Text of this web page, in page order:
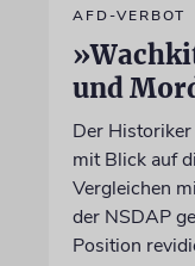
AFD-VERBOT
und
Der
mit Blick auf
Vergleichen
der NSDAP
Position